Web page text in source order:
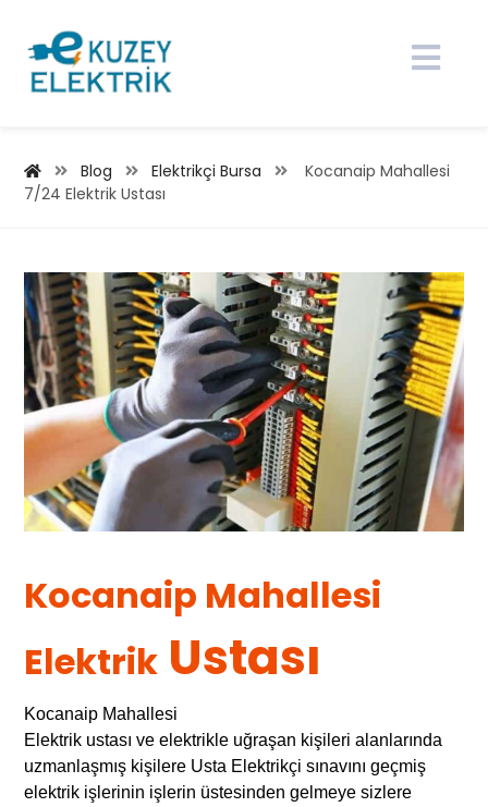
Blog Elektrikçi Bursa
Kocanaip Mahallesi
7/24 Elektrik Ustası
Kocanaip Mahallesi
Elektrik Ustası
Kocanaip Mahallesi
Elektrik ustası ve elektrikle uğraşan kişileri alanlarında
uzmanlaşmış kişilere Usta Elektrikçi sınavını geçmiş
elektrik işlerinin işlerin üstesinden gelmeye sizlere